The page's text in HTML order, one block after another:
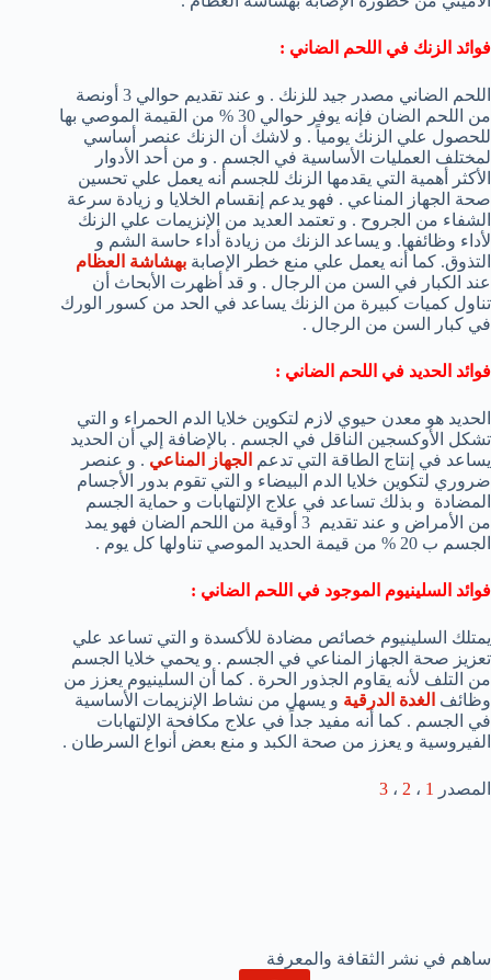
فوائد الزنك في اللحم الضاني :
اللحم الضاني مصدر جيد للزنك . و عند تقديم حوالي 3 أونصة
من اللحم الضان فإنه يوفر حوالي 30 % من القيمة الموصي بها
للحصول علي الزنك يومياً . و لاشك أن الزنك عنصر أساسي
لمختلف العمليات الأساسية في الجسم . و من أحد الأدوار
الأكثر أهمية التي يقدمها الزنك للجسم أنه يعمل علي تحسين
صحة الجهاز المناعي . فهو يدعم إنقسام الخلايا و زيادة سرعة
الشفاء من الجروح . و تعتمد العديد من الإنزيمات علي الزنك
لأداء وظائفها. و يساعد الزنك من زيادة أداء حاسة الشم و
التذوق. كما أنه يعمل علي منع خطر الإصابة بهشاشة العظام
عند الكبار في السن من الرجال . و قد أظهرت الأبحاث أن
تناول كميات كبيرة من الزنك يساعد في الحد من كسور الورك
في كبار السن من الرجال .
فوائد الحديد في اللحم الضاني :
الحديد هو معدن حيوي لازم لتكوين خلايا الدم الحمراء و التي
تشكل الأوكسجين الناقل في الجسم . بالإضافة إلي أن الحديد
يساعد في إنتاج الطاقة التي تدعم
الجهاز المناعي . و عنصر
ضروري لتكوين خلايا الدم البيضاء و التي تقوم بدور الأجسام
المضادة و بذلك تساعد في علاج الإلتهابات و حماية الجسم
من الأمراض و عند تقديم 3 أوقية من اللحم الضان فهو يمد
الجسم ب 20 % من قيمة الحديد الموصي تناولها كل يوم .
فوائد السلينيوم الموجود في اللحم الضاني :
يمتلك السلينيوم خصائص مضادة للأكسدة و التي تساعد علي
تعزيز صحة الجهاز المناعي في الجسم . و يحمي خلايا الجسم
من التلف لأنه يقاوم الجذور الحرة . كما أن السلينيوم يعزز من
وظائف الغدة الدرقية و يسهل من نشاط الإنزيمات الأساسية
في الجسم . كما أنه مفيد جداً في علاج مكافحة الإلتهابات
الفيروسية و يعزز من صحة الكبد و منع بعض أنواع السرطان .
المصدر 1 ، 2 ، 3
ساهم في نشر الثقافة والمعرفة